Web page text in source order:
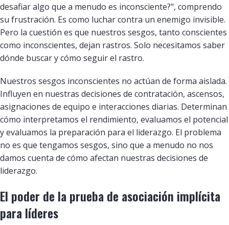
desafiar algo que a menudo es inconsciente?", comprendo
su frustración. Es como luchar contra un enemigo invisible.
Pero la cuestión es que nuestros sesgos, tanto conscientes
como inconscientes, dejan rastros. Solo necesitamos saber
dónde buscar y cómo seguir el rastro.
Nuestros sesgos inconscientes no actúan de forma aislada.
Influyen en nuestras decisiones de contratación, ascensos,
asignaciones de equipo e interacciones diarias. Determinan
cómo interpretamos el rendimiento, evaluamos el potencial
y evaluamos la preparación para el liderazgo. El problema
no es que tengamos sesgos, sino que a menudo no nos
damos cuenta de cómo afectan nuestras decisiones de
liderazgo.
El poder de la prueba de asociación implícita
para líderes